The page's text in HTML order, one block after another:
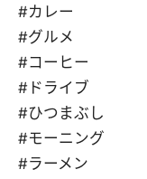
#カレー
#グルメ
#コーヒー
#ドライブ
#ひつまぶし
#モーニング
#ラーメン